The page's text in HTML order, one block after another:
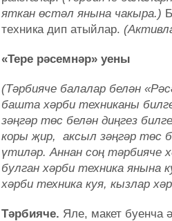
яткан өстәл янына чакыра.)
техника дип атыйлар.
«Тере рәсемнәр» уены
(Тәрбияче балалар белән
башта хәрби техниканы
зәңгәр төс белән диңгез
коры җир, аксыл зәңгәр төс
үтиләр. Аннан соң тәрбияче
булган хәрби техника янына
хәрби техника куя, кызлар
Тәрбияче. Яле, макет буенча